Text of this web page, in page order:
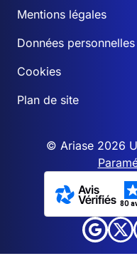
Mentions légales
Données personnelles
Cookies
Plan de site
© Ariase 2026
80